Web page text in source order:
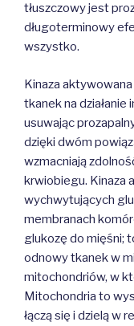
tłuszczowy jest
długoterminowy
wszystko.
Kinaza
tkanek na dzia­łanie
usuwając
dzięki dwóm
wzmacniają
krwiobiegu. Kinaza
wychwytujących
membranach
glukozę do mięśni;
odnowy tkanek w
mitochondriów, w
Mitochondria to
łączą się i dzielą w